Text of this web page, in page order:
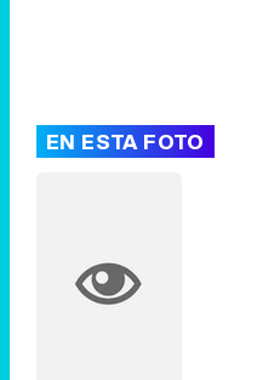
EN ESTA FOTO